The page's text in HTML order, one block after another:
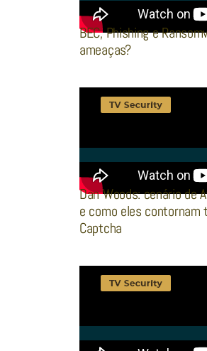
BEC, Phishing e
ameaças?
Dan Woods: cenário de
e como eles contornam
Captcha